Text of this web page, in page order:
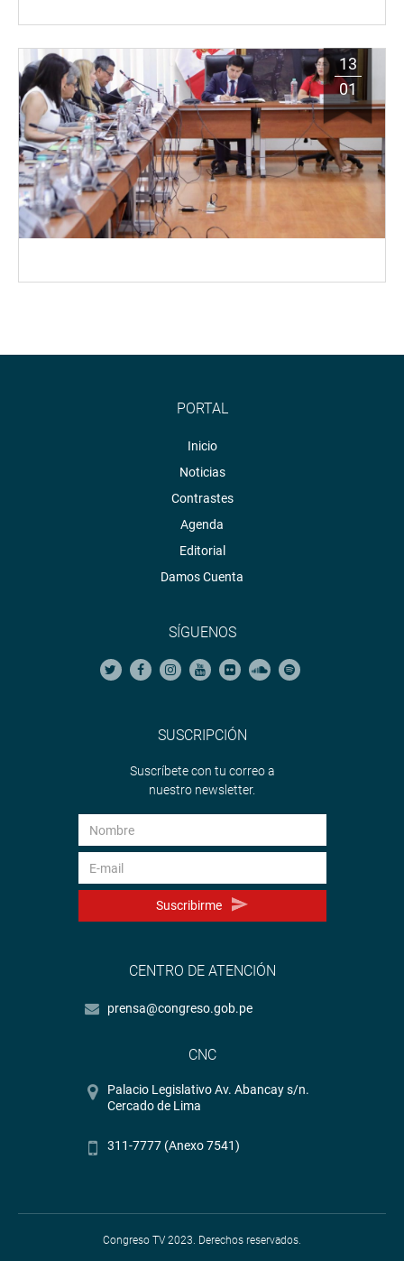
13
01
PORTAL
Inicio
Noticias
Contrastes
Agenda
Editorial
Damos Cuenta
SÍGUENOS
SUSCRIPCIÓN
Suscríbete con tu correo a
nuestro newsletter.
Suscribirme
CENTRO DE ATENCIÓN
prensa@congreso.gob.pe
CNC
Palacio Legislativo Av. Abancay s/n.
Cercado de Lima
311-7777 (Anexo 7541)
Congreso TV 2023. Derechos reservados.